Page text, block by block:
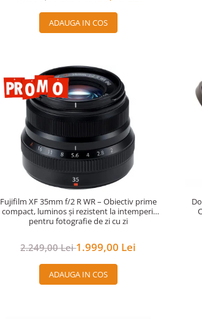
ADAUGA IN COS
Fujifilm XF 35mm f/2 R WR – Obiectiv prime
compact, luminos și rezistent la intemperii
pentru fotografie de zi cu zi
2.249,00 Lei1.999,00 Lei
ADAUGA IN COS